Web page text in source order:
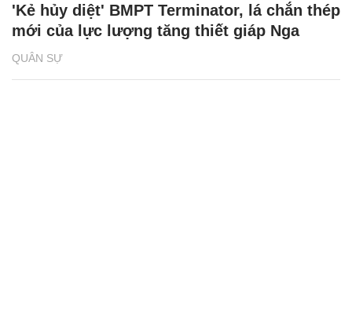
QUÂN SỰ
'Kẻ hủy diệt' BMPT Terminator, lá chắn thép
mới của lực lượng tăng thiết giáp Nga